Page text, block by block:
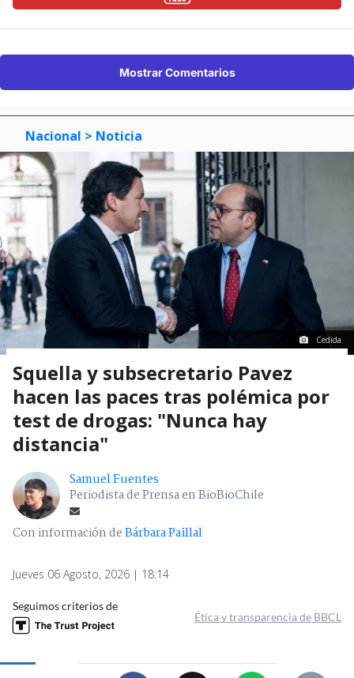
Mostrar Comentarios
Nacional > Noticia
Cedida
Squella y subsecretario Pavez
hacen las paces tras polémica por
test de drogas: "Nunca hay
distancia"
Samuel Fuentes
Periodista de Prensa en BioBioChile
Con información deBárbara Paillal
Jueves 06 Agosto, 2026 | 18:14
Seguimos criterios de
Ética y transparencia de BBCL